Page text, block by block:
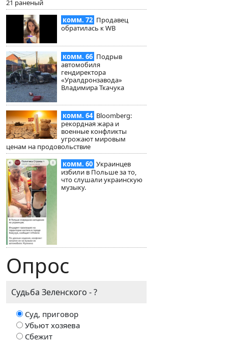
21 раненый
комм. 72 Продавец
обратилась к WB
комм. 66 Подрыв
автомобиля
гендиректора
«Уралдронзавода»
Владимира Ткачука
комм. 64 Bloomberg:
рекордная жара и
военные конфликты
угрожают мировым
ценам на продовольствие
комм. 60 Украинцев
избили в Польше за то,
что слушали украинскую
музыку.
Опрос
Судьба Зеленского - ?
Суд, приговор
Убьют хозяева
Сбежит